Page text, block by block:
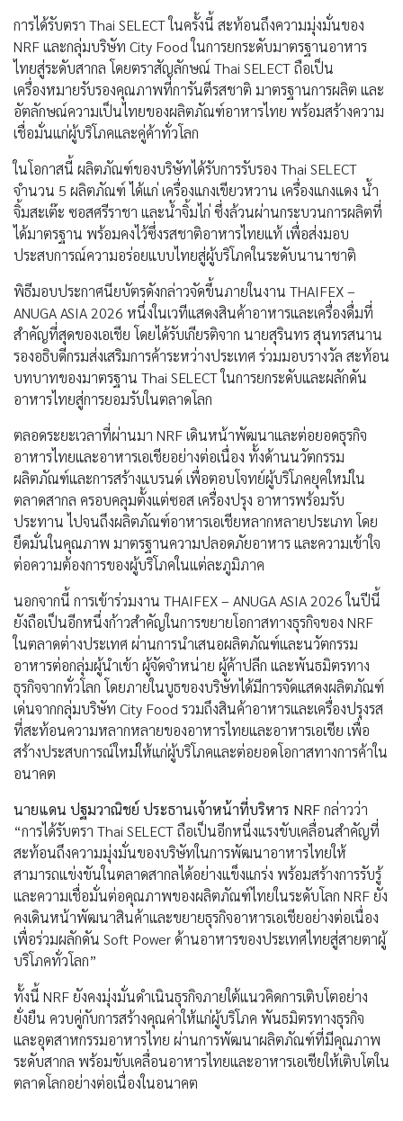
การได้รับตรา Thai SELECT ในครั้งนี้ สะท้อนถึงความมุ่งมั่นของ
NRF และกลุ่มบริษัท City Food ในการยกระดับมาตรฐานอาหาร
ไทยสู่ระดับสากล โดยตราสัญลักษณ์ Thai SELECT ถือเป็น
เครื่องหมายรับรองคุณภาพที่การันตีรสชาติ มาตรฐานการผลิต และ
อัตลักษณ์ความเป็นไทยของผลิตภัณฑ์อาหารไทย พร้อมสร้างความ
เชื่อมั่นแก่ผู้บริโภคและคู่ค้าทั่วโลก
ในโอกาสนี้ ผลิตภัณฑ์ของบริษัทได้รับการรับรอง Thai SELECT
จำนวน 5 ผลิตภัณฑ์ ได้แก่ เครื่องแกงเขียวหวาน เครื่องแกงแดง น้ำ
จิ้มสะเต๊ะ ซอสศรีราชา และน้ำจิ้มไก่ ซึ่งล้วนผ่านกระบวนการผลิตที่
ได้มาตรฐาน พร้อมคงไว้ซึ่งรสชาติอาหารไทยแท้ เพื่อส่งมอบ
ประสบการณ์ความอร่อยแบบไทยสู่ผู้บริโภคในระดับนานาชาติ
พิธีมอบประกาศนียบัตรดังกล่าวจัดขึ้นภายในงาน THAIFEX –
ANUGA ASIA 2026 หนึ่งในเวทีแสดงสินค้าอาหารและเครื่องดื่มที่
สำคัญที่สุดของเอเชีย โดยได้รับเกียรติจาก นายสุรินทร สุนทรสนาน
รองอธิบดีกรมส่งเสริมการค้าระหว่างประเทศ ร่วมมอบรางวัล สะท้อน
บทบาทของมาตรฐาน Thai SELECT ในการยกระดับและผลักดัน
อาหารไทยสู่การยอมรับในตลาดโลก
ตลอดระยะเวลาที่ผ่านมา NRF เดินหน้าพัฒนาและต่อยอดธุรกิจ
อาหารไทยและอาหารเอเชียอย่างต่อเนื่อง ทั้งด้านนวัตกรรม
ผลิตภัณฑ์และการสร้างแบรนด์ เพื่อตอบโจทย์ผู้บริโภคยุคใหม่ใน
ตลาดสากล ครอบคลุมตั้งแต่ซอส เครื่องปรุง อาหารพร้อมรับ
ประทาน ไปจนถึงผลิตภัณฑ์อาหารเอเชียหลากหลายประเภท โดย
ยึดมั่นในคุณภาพ มาตรฐานความปลอดภัยอาหาร และความเข้าใจ
ต่อความต้องการของผู้บริโภคในแต่ละภูมิภาค
นอกจากนี้ การเข้าร่วมงาน THAIFEX – ANUGA ASIA 2026 ในปีนี้
ยังถือเป็นอีกหนึ่งก้าวสำคัญในการขยายโอกาสทางธุรกิจของ NRF
ในตลาดต่างประเทศ ผ่านการนำเสนอผลิตภัณฑ์และนวัตกรรม
อาหารต่อกลุ่มผู้นำเข้า ผู้จัดจำหน่าย ผู้ค้าปลีก และพันธมิตรทาง
ธุรกิจจากทั่วโลก โดยภายในบูธของบริษัทได้มีการจัดแสดงผลิตภัณฑ์
เด่นจากกลุ่มบริษัท City Food รวมถึงสินค้าอาหารและเครื่องปรุงรส
ที่สะท้อนความหลากหลายของอาหารไทยและอาหารเอเชีย เพื่อ
สร้างประสบการณ์ใหม่ให้แก่ผู้บริโภคและต่อยอดโอกาสทางการค้าใน
อนาคต
นายแดน ปฐมวาณิชย์ ประธานเจ้าหน้าที่บริหาร NRFกล่าวว่า
“การได้รับตรา Thai SELECT ถือเป็นอีกหนึ่งแรงขับเคลื่อนสำคัญที่
สะท้อนถึงความมุ่งมั่นของบริษัทในการพัฒนาอาหารไทยให้
สามารถแข่งขันในตลาดสากลได้อย่างแข็งแกร่ง พร้อมสร้างการรับรู้
และความเชื่อมั่นต่อคุณภาพของผลิตภัณฑ์ไทยในระดับโลก NRF ยัง
คงเดินหน้าพัฒนาสินค้าและขยายธุรกิจอาหารเอเชียอย่างต่อเนื่อง
เพื่อร่วมผลักดัน Soft Power ด้านอาหารของประเทศไทยสู่สายตาผู้
บริโภคทั่วโลก”
ทั้งนี้ NRF ยังคงมุ่งมั่นดำเนินธุรกิจภายใต้แนวคิดการเติบโตอย่าง
ยั่งยืน ควบคู่กับการสร้างคุณค่าให้แก่ผู้บริโภค พันธมิตรทางธุรกิจ
และอุตสาหกรรมอาหารไทย ผ่านการพัฒนาผลิตภัณฑ์ที่มีคุณภาพ
ระดับสากล พร้อมขับเคลื่อนอาหารไทยและอาหารเอเชียให้เติบโตใน
ตลาดโลกอย่างต่อเนื่องในอนาคต